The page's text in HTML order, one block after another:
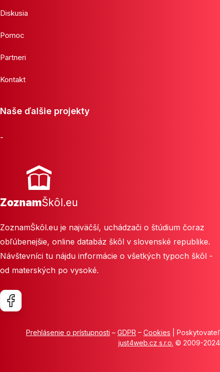
Diskusia
Pomoc
Partneri
Kontakt
Naše ďalšie projekty
-
ZoznamŠkôl.eu
ZoznamŠkôl.eu je najväčší, uchádzači o štúdium čoraz
obľúbenejšie, online databáz škôl v slovenské republike.
Návštevníci tu nájdu informácie o všetkých typoch škôl -
od materských po vysoké.
Prehlásenie o prístupnosti – GDPR – Cookies | Poskytovateľ
just4web.cz s.r.o. © 2009-2024